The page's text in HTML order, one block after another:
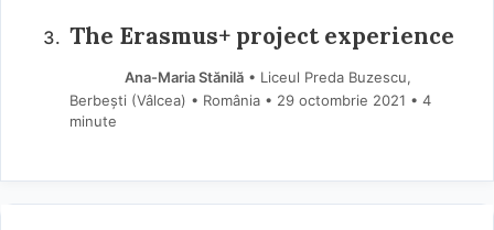
The Erasmus+ project experience
Ana-Maria Stănilă• Liceul Preda Buzescu,
Berbești (Vâlcea) • România
29 octombrie 2021 • 4
minute